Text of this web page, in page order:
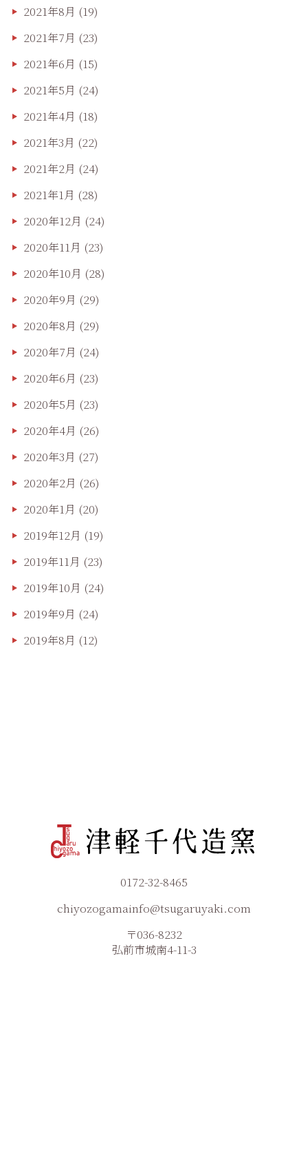
2021年8月 (19)
2021年7月 (23)
2021年6月 (15)
2021年5月 (24)
2021年4月 (18)
2021年3月 (22)
2021年2月 (24)
2021年1月 (28)
2020年12月 (24)
2020年11月 (23)
2020年10月 (28)
2020年9月 (29)
2020年8月 (29)
2020年7月 (24)
2020年6月 (23)
2020年5月 (23)
2020年4月 (26)
2020年3月 (27)
2020年2月 (26)
2020年1月 (20)
2019年12月 (19)
2019年11月 (23)
2019年10月 (24)
2019年9月 (24)
2019年8月 (12)
0172-32-8465
chiyozogamainfo@tsugaruyaki.com
〒036-8232
弘前市城南4-11-3